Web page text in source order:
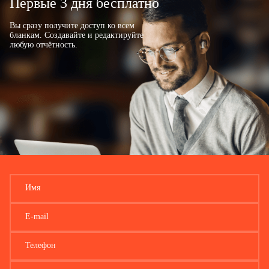
Дата наделения полномочиями (лишения полномочий) по начислению
и произведению выплат и вознаграждений в пользу физических лиц
Наименование (при наличии)
Вы сразу получите доступ ко всем
бланкам. Создавайте и редактируйте
любую отчётность.
Имя
E-mail
Телефон